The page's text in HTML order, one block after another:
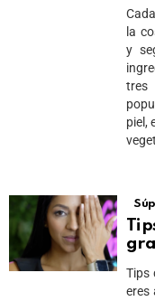
la
y
tres
piel,
Tips
eres